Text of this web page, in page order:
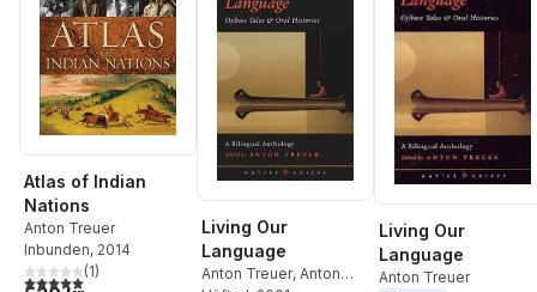
Atlas of Indian
Nations
Anton Treuer
Inbunden, 2014
5,0utav 5 stjärnor. Totalt antal röster:
(1)
Living Our
Language
Anton Treuer, Anton
Living Our
Language
Anton Treuer